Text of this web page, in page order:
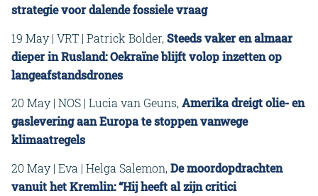
strategie voor dalende fossiele vraag
19 May | VRT | Patrick Bolder,Steeds vaker en almaar
dieper in Rusland: Oekraïne blijft volop inzetten op
langeafstandsdrones
20 May | NOS | Lucia van Geuns,Amerika dreigt olie- en
gaslevering aan Europa te stoppen vanwege
klimaatregels
20 May | Eva | Helga Salemon,De moordopdrachten
vanuit het Kremlin: “Hij heeft al zijn critici